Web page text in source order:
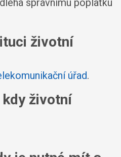
životní
úřad.
kdy životní